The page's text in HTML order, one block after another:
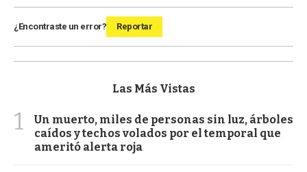
¿Encontraste un error? Reportar
Las Más Vistas
1
Un muerto, miles de personas sin luz, árboles
caídos y techos volados por el temporal que
ameritó alerta roja